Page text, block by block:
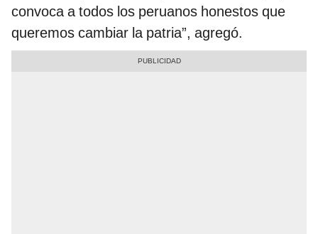
convoca a todos los peruanos honestos que
queremos cambiar la patria”, agregó.